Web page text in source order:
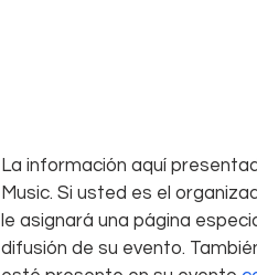
La información aquí
Music. Si usted es el
le asignará una página
difusión de su evento.